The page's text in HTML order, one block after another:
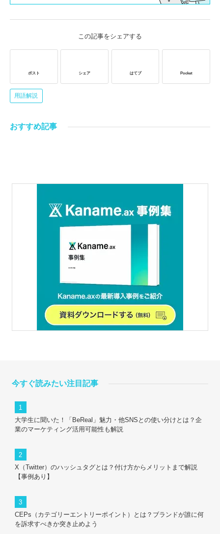
この記事をシェアする
ポスト シェア はてブ Pocket
用語解説
おすすめ記事
今すぐ読みたい注目記事
大学生に聞いた！「BeReal」魅力・他SNSとの使い分けとは？企
業のマーケティング活用可能性も解説
X（Twitter）のハッシュタグとは？付け方からメリットまで解説
【事例あり】
CEPs（カテゴリーエントリーポイント）とは？ブランドが誰に何
を訴求すべきか突き止めよう